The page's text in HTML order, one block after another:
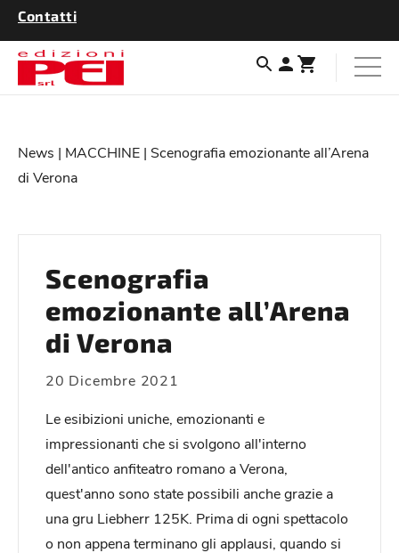
Contatti
News | MACCHINE | Scenografia emozionante all’Arena
di Verona
Scenografia
emozionante all’Arena
di Verona
20 Dicembre 2021
Le esibizioni uniche, emozionanti e
impressionanti che si svolgono all'interno
dell'antico anfiteatro romano a Verona,
quest'anno sono state possibili anche grazie a
una gru Liebherr 125K. Prima di ogni spettacolo
o non appena terminano gli applausi, quando si